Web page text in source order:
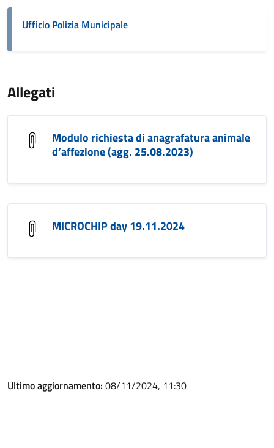
Ufficio Polizia Municipale
Allegati
Modulo richiesta di anagrafatura animale
d’affezione (agg. 25.08.2023)
MICROCHIP day 19.11.2024
Ultimo aggiornamento: 08/11/2024, 11:30